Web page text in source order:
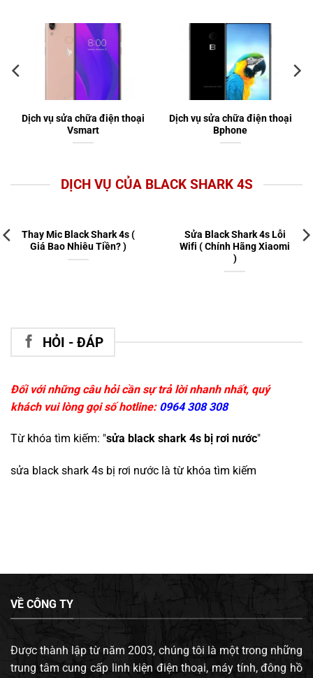
Dịch vụ sửa chữa điện thoại
Vsmart
Dịch vụ sửa chữa điện thoại
Bphone
DỊCH VỤ CỦA BLACK SHARK 4S
Thay Mic Black Shark 4s (
Giá Bao Nhiêu Tiền? )
Sửa Black Shark 4s Lỗi
Wifi ( Chính Hãng Xiaomi
)
HỎI - ĐÁP
Đối với những câu hỏi cần sự trả lời nhanh nhất, quý
khách vui lòng gọi số hotline: 0964 308 308
Từ khóa tìm kiếm: "sửa black shark 4s bị rơi nước"
sửa black shark 4s bị rơi nước là từ khóa tìm kiếm
VỀ CÔNG TY
Được thành lập từ năm 2003, chúng tôi là một trong những
trung tâm cung cấp linh kiện điện thoại, máy tính, đông hồ